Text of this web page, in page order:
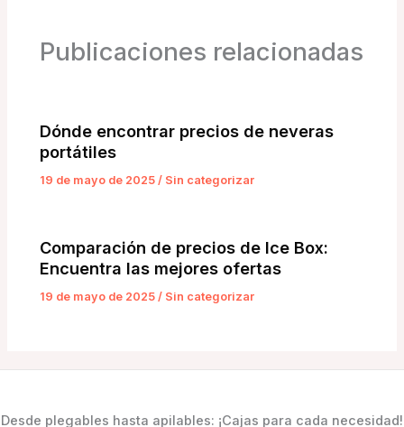
Publicaciones relacionadas
Dónde encontrar precios de neveras
portátiles
19 de mayo de 2025/ Sin categorizar
Comparación de precios de Ice Box:
Encuentra las mejores ofertas
19 de mayo de 2025/ Sin categorizar
Desde plegables hasta apilables: ¡Cajas para cada necesidad!